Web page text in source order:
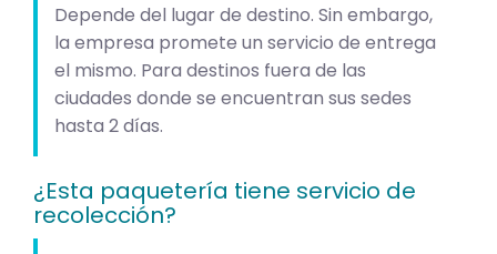
Depende del lugar de destino. Sin embargo,
la empresa promete un servicio de entrega
el mismo. Para destinos fuera de las
ciudades donde se encuentran sus sedes
hasta 2 días.
¿Esta paquetería tiene servicio de
recolección?